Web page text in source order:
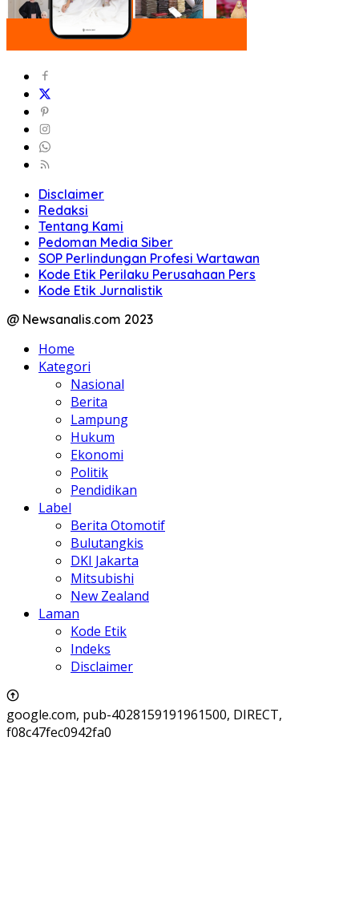
Disclaimer
Redaksi
Tentang Kami
Pedoman Media Siber
SOP Perlindungan Profesi Wartawan
Kode Etik Perilaku Perusahaan Pers
Kode Etik Jurnalistik
@ Newsanalis.com 2023
Home
Kategori
Nasional
Berita
Lampung
Hukum
Ekonomi
Politik
Pendidikan
Label
Berita Otomotif
Bulutangkis
DKI Jakarta
Mitsubishi
New Zealand
Laman
Kode Etik
Indeks
Disclaimer
google.com, pub-4028159191961500, DIRECT,
f08c47fec0942fa0